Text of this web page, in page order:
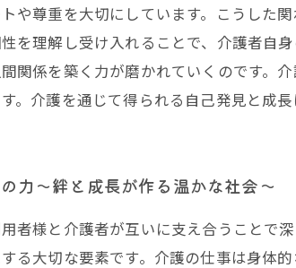
や尊重を大切にしています。こうした
を理解し受け入れることで、介護者自
関係を築く力が磨かれていくのです。
。介護を通じて得られる自己発見と成
力〜絆と成長が作る温かな社会〜
者様と介護者が互いに支え合うことで
る大切な要素です。介護の仕事は身体